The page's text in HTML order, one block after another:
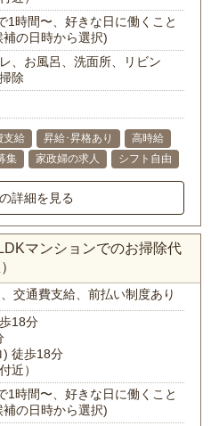
1時間〜、好きな日に働くこと
の日時から選択)
、お風呂、洗面所、リビン
除
支給 昇給･昇格あり
高時給
集 家政婦の求人 シフト自由
詳細を見る
マンションでのお掃除代
、交通費支給、前払い制度あり
18分
) 徒歩18分
近）
1時間〜、好きな日に働くこと
の日時から選択)